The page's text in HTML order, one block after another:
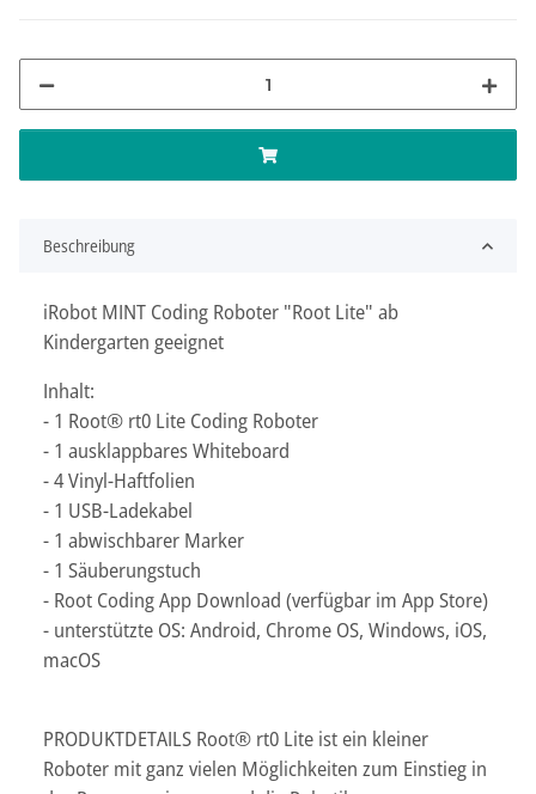
Beschreibung
iRobot MINT Coding Roboter "Root Lite" ab
Kindergarten geeignet
Inhalt:
- 1 Root® rt0 Lite Coding Roboter
- 1 ausklappbares Whiteboard
- 4 Vinyl-Haftfolien
- 1 USB-Ladekabel
- 1 abwischbarer Marker
- 1 Säuberungstuch
- Root Coding App Download (verfügbar im App Store)
- unterstützte OS: Android, Chrome OS, Windows, iOS,
macOS
PRODUKTDETAILS Root® rt0 Lite ist ein kleiner
Roboter mit ganz vielen Möglichkeiten zum Einstieg in